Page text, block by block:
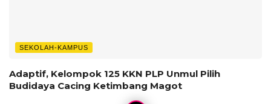
SEKOLAH-KAMPUS
‎Adaptif, Kelompok 125 KKN PLP Unmul Pilih
Budidaya Cacing Ketimbang Magot